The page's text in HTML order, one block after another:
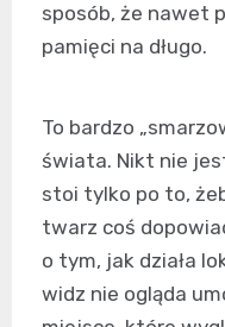
sposób, że nawet
pamięci na długo.
To bardzo
świata. Nikt nie
stoi tylko po to,
twarz coś
o tym, jak działa
widz nie ogląda